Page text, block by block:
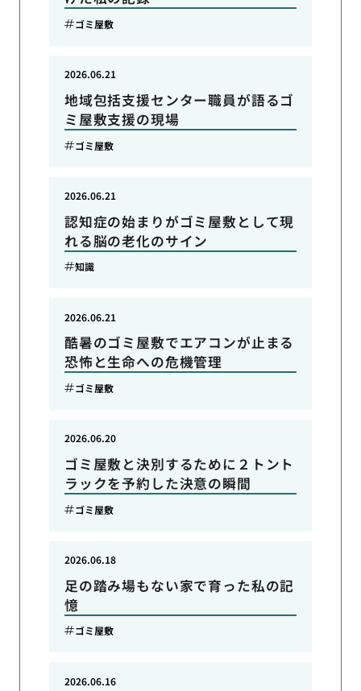
ゴミ屋敷
地域包括支援センター職員が語るゴ
ミ屋敷支援の現場
2026.06.21
ゴミ屋敷
認知症の始まりがゴミ屋敷として現
れる脳の老化のサイン
2026.06.21
知識
酷暑のゴミ屋敷でエアコンが止まる
恐怖と生命への危機管理
2026.06.21
ゴミ屋敷
ゴミ屋敷と決別するために２トント
ラックを予約した決意の瞬間
2026.06.20
ゴミ屋敷
足の踏み場もない家で育った私の記
憶
2026.06.18
ゴミ屋敷
2026.06.16